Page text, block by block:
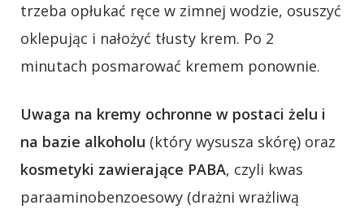
trzeba opłukać ręce w zimnej wodzie, osuszyć
oklepując i nałożyć tłusty krem. Po 2
minutach posmarować kremem ponownie.
Uwaga na kremy ochronne w postaci żelu i
na bazie alkoholu (który wysusza skórę) oraz
kosmetyki zawierające PABA, czyli kwas
paraaminobenzoesowy (drażni wrażliwą